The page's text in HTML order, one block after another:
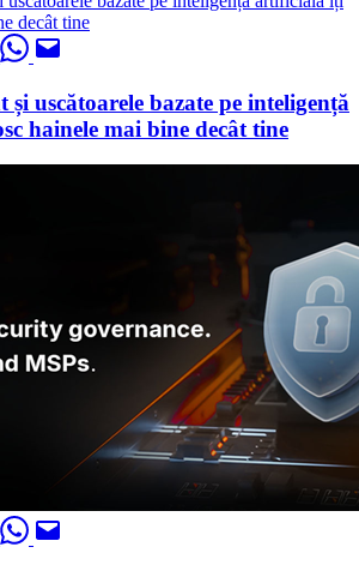
și uscătoarele bazate pe inteligență
hainele mai bine decât tine